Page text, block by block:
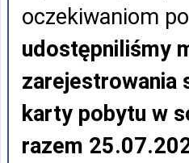
oczekiwaniom
udostępniliśmy
zarejestrowania
karty pobytu w
razem